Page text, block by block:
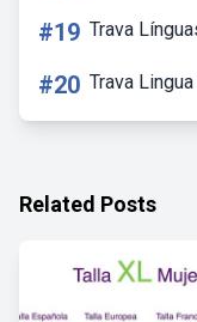
#19 Trava
#20 Trava
Related Posts